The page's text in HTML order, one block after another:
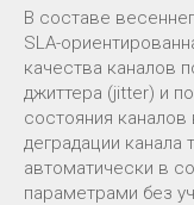
В составе
SLA-
качества каналов
джиттера (jitter) и
состояния каналов
деградации канала
автоматически в
параметрами без